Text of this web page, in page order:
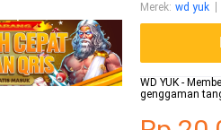
Merek: wd yuk
WD YUK -
genggaman